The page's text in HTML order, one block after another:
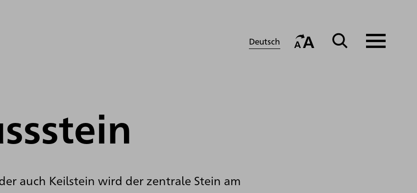
Deutsch
auch Keilstein wird der zentrale Stein am